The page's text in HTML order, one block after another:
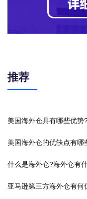
推荐
美国海外仓具有哪些优势
美国海外仓的优缺点有哪
什么是海外仓?海外仓有
亚马逊第三方海外仓有何